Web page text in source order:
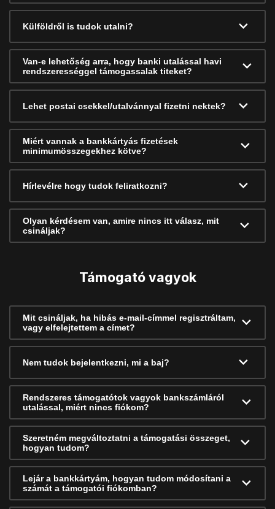
Külföldről is tudok utalni?
Van-e lehetőség arra, hogy banki utalással havi
rendszerességgel támogassalak titeket?
Lehet postai csekkel/utalvánnyal fizetni nektek?
Miért vannak a bankkártyás fizetések
minimumösszegekhez kötve?
Hírlevélre hogy tudok feliratkozni?
Olyan kérdésem van, amire nincs itt válasz, mit
csináljak?
Támogató vagyok
Mit csináljak, ha hibás e-mail-címmel regisztráltam,
vagy elfelejtettem a címet?
Nem tudok bejelentkezni, mi a baj?
Rendszeres támogatótok vagyok bankszámláról
utalással, miért nincs fiókom?
Szeretném megváltoztatni a támogatási összeget,
hogyan tudom?
Lejár a bankkártyám, hogyan tudom módosítani a
számát a támogatói fiókomban?